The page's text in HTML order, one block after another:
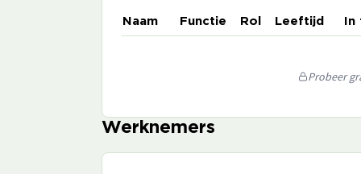
Naam Functie Rol Leeftijd
Probeer
Werknemers